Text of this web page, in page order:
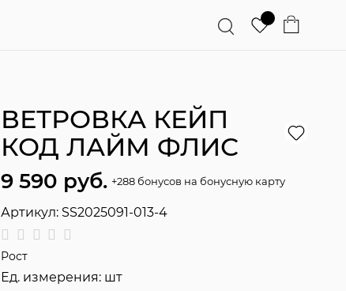
ВЕТРОВКА КЕЙП
КОД ЛАЙМ ФЛИС
9 590 руб. +288 бонусов на бонусную карту
Артикул: SS2025091-013-4
Рост
Ед. измерения: шт